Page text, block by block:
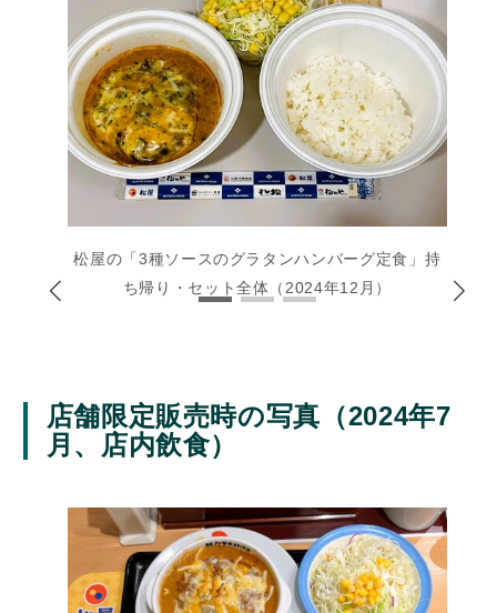
松屋の「3種ソースのグラタンハンバーグ定食」持
ち帰り・セット全体（2024年12月）
店舗限定販売時の写真（2024年7
月、店内飲食）